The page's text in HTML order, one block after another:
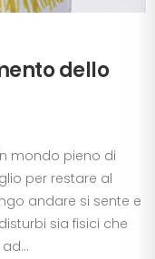
dello
mondo pieno di
per restare al
andare si sente e
sia fisici che